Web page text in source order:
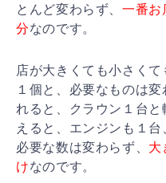
とんど変わらず、一番お
分なのです。
店が大きくても小さく
１個と、必要なものは変
れると、
クラウン１台
えると、エン ジンも１
必要な数は変わらず、 大
けなのです。